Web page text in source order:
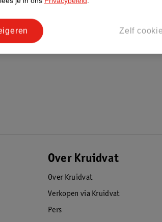
Over Kruidvat
Over Kruidvat
Verkopen via Kruidvat
Pers
Zelf